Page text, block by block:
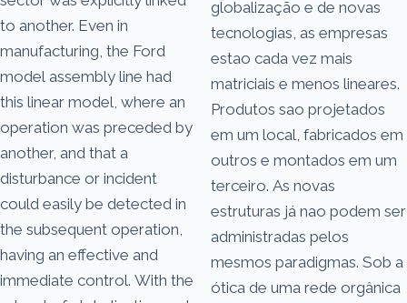
to another. Even in
manufacturing, the Ford
model assembly line had
this linear model, where an
operation was preceded by
another, and that a
disturbance or incident
could easily be detected in
the subsequent operation,
having an effective and
immediate control. With the
globalização e de novas
tecnologias, as empresas
estao cada vez mais
matriciais e menos lineares.
Produtos sao projetados
em um local, fabricados em
outros e montados em um
terceiro. As novas
estruturas já nao podem ser
administradas pelos
mesmos paradigmas. Sob a
ótica de uma rede orgânica